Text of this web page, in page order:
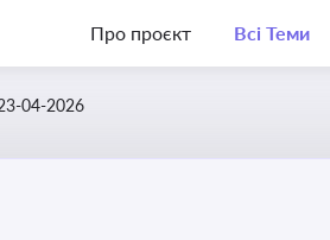
Про проєкт Всі Теми
04-2026